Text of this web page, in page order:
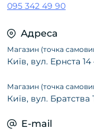
095 342 49 90
Адреса
Магазин (точка
Київ, вул. Ернста
Магазин (точка
Київ, вул.
E-mail